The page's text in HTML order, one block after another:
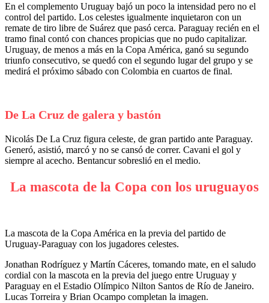
banco
alentando
a
compañeros
,
gritaba
penal
En el complemento Uruguay bajó un poco la intensidad pero no el
control del partido. Los celestes igualmente inquietaron con un
remate de tiro libre de Suárez que pasó cerca. Paraguay recién en el
tramo final contó con chances propicias que no pudo capitalizar.
Uruguay, de menos a más en la Copa América, ganó su segundo
triunfo consecutivo, se quedó con el segundo lugar del grupo y se
medirá el próximo sábado con Colombia en cuartos de final.
De La Cruz de galera y bastón
Nicolás De La Cruz figura celeste, de gran partido ante Paraguay.
Generó, asistió, marcó y no se cansó de correr. Cavani el gol y
siempre al acecho. Bentancur sobreslió en el medio.
La mascota de la Copa con los uruguayos
La mascota de la Copa América en la previa del partido de
Uruguay-Paraguay con los jugadores celestes.
Jonathan Rodríguez y Martín Cáceres, tomando mate, en el saludo
cordial con la mascota en la previa del juego entre Uruguay y
Paraguay en el Estadio Olímpico Nilton Santos de Río de Janeiro.
Lucas Torreira y Brian Ocampo completan la imagen.